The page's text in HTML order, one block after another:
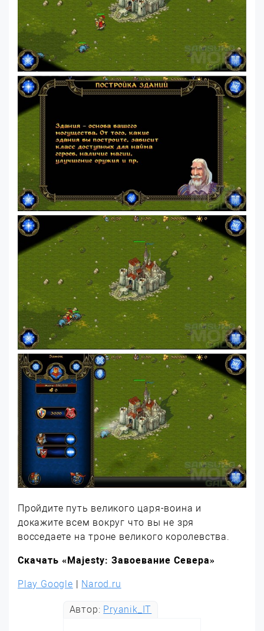
Пройдите путь великого царя-воина и
докажите всем вокруг что вы не зря
восседаете на троне великого королевства.
Скачать «Majesty: Завоевание Севера»
Play Google Narod.ru
Автор: Pryanik_IT